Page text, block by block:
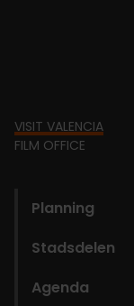
Footer
VISIT VALENCIA
FILM OFFICE
Planning
Stadsdelen
Agenda